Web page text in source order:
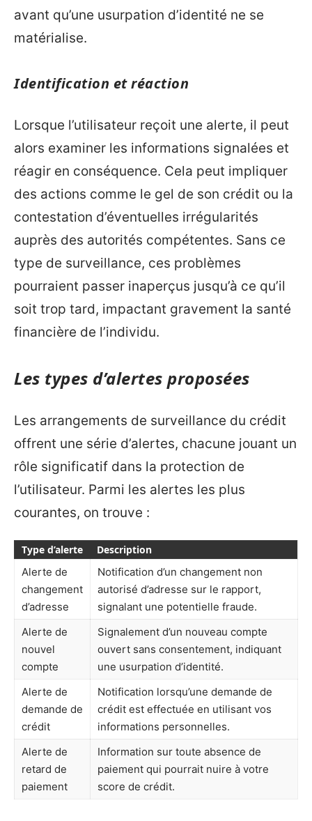
avant qu’une usurpation d’identité ne se
matérialise.
Identification et réaction
Lorsque l’utilisateur reçoit une alerte, il peut
alors examiner les informations signalées et
réagir en conséquence. Cela peut impliquer
des actions comme le gel de son crédit ou la
contestation d’éventuelles irrégularités
auprès des autorités compétentes. Sans ce
type de surveillance, ces problèmes
pourraient passer inaperçus jusqu’à ce qu’il
soit trop tard, impactant gravement la santé
financière de l’individu.
Les types d’alertes proposées
Les arrangements de surveillance du crédit
offrent une série d’alertes, chacune jouant un
rôle significatif dans la protection de
l’utilisateur. Parmi les alertes les plus
courantes, on trouve :
Type d’alerte
Description
Alerte de
changement
d’adresse
Notification d’un changement non
autorisé d’adresse sur le rapport,
signalant une potentielle fraude.
Alerte de
nouvel
compte
Signalement d’un nouveau compte
ouvert sans consentement, indiquant
une usurpation d’identité.
Alerte de
demande de
crédit
Notification lorsqu’une demande de
crédit est effectuée en utilisant vos
informations personnelles.
Alerte de
retard de
paiement
Information sur toute absence de
paiement qui pourrait nuire à votre
score de crédit.